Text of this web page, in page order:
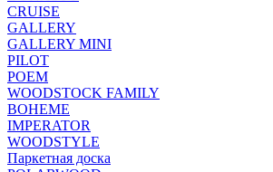
CRUISE
GALLERY
GALLERY MINI
PILOT
POEM
WOODSTOCK FAMILY
BOHEME
IMPERATOR
WOODSTYLE
Паркетная доска